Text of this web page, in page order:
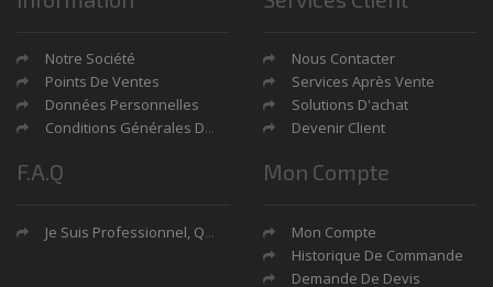
Notre Société
Points De Ventes
Données Personnelles
Conditions Générales De Ventes
Nous Contacter
Services Après Vente
Solutions D'achat
Devenir Client
F.A.Q
Je Suis Professionnel, Quels Sont Mes Avantages?
Mon Compte
Mon Compte
Historique De Commande
Demande De Devis